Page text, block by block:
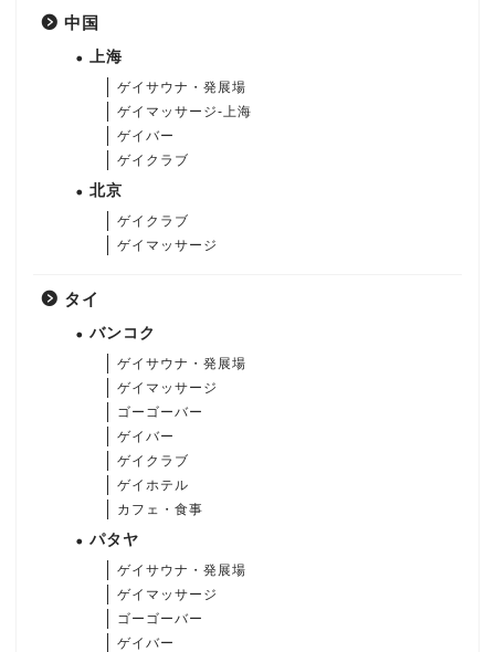
中国
上海
ゲイサウナ・発展場
ゲイマッサージ-上海
ゲイバー
ゲイクラブ
北京
ゲイクラブ
ゲイマッサージ
タイ
バンコク
ゲイサウナ・発展場
ゲイマッサージ
ゴーゴーバー
ゲイバー
ゲイクラブ
ゲイホテル
カフェ・食事
パタヤ
ゲイサウナ・発展場
ゲイマッサージ
ゴーゴーバー
ゲイバー